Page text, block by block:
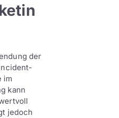
der
im
kann
jedoch